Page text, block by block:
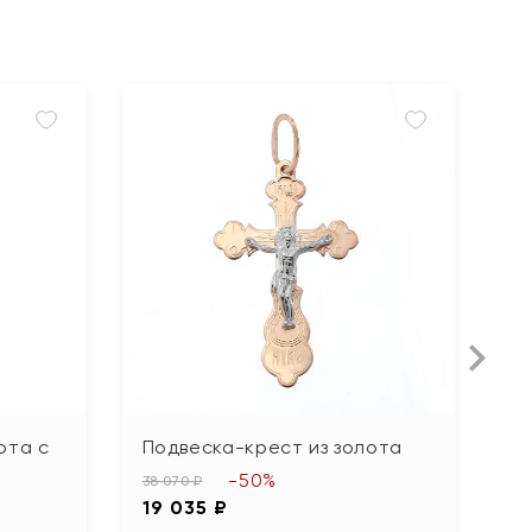
с
Подвеска-крест из золота
38 070 ₽
19 035 ₽
-50%